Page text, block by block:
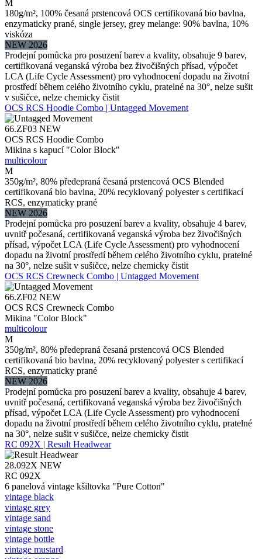
M
180g/m², 100% česaná prstencová OCS certifikovaná bio bavlna,
enzymaticky prané, single jersey, grey melange: 90% bavlna, 10%
viskóza
NEW 2026
Prodejní pomůcka pro posuzení barev a kvality, obsahuje 9 barev,
certifikovaná veganská výroba bez živočišných přísad, výpočet
LCA (Life Cycle Assessment) pro vyhodnocení dopadu na životní
prostředí během celého životního cyklu, pratelné na 30°, nelze sušit
v sušičce, nelze chemicky čistit
OCS RCS Hoodie Combo | Untagged Movement
66.ZF03 NEW
OCS RCS Hoodie Combo
Mikina s kapucí "Color Block"
multicolour
M
350g/m², 80% předepraná česaná prstencová OCS Blended
certifikovaná bio bavlna, 20% recyklovaný polyester s certifikací
RCS, enzymaticky prané
NEW 2026
Prodejní pomůcka pro posuzení barev a kvality, obsahuje 4 barev,
uvnitř počesaná, certifikovaná veganská výroba bez živočišných
přísad, výpočet LCA (Life Cycle Assessment) pro vyhodnocení
dopadu na životní prostředí během celého životního cyklu, pratelné
na 30°, nelze sušit v sušičce, nelze chemicky čistit
OCS RCS Crewneck Combo | Untagged Movement
66.ZF02 NEW
OCS RCS Crewneck Combo
Mikina "Color Block"
multicolour
M
350g/m², 80% předepraná česaná prstencová OCS Blended
certifikovaná bio bavlna, 20% recyklovaný polyester s certifikací
RCS, enzymaticky prané
NEW 2026
Prodejní pomůcka pro posuzení barev a kvality, obsahuje 4 barev,
uvnitř počesaná, certifikovaná veganská výroba bez živočišných
přísad, výpočet LCA (Life Cycle Assessment) pro vyhodnocení
dopadu na životní prostředí během celého životního cyklu, pratelné
na 30°, nelze sušit v sušičce, nelze chemicky čistit
RC 092X | Result Headwear
28.092X NEW
RC 092X
6 panelová vintage kšiltovka "Pure Cotton"
vintage black
vintage grey
vintage sand
vintage stone
vintage bottle
vintage mustard